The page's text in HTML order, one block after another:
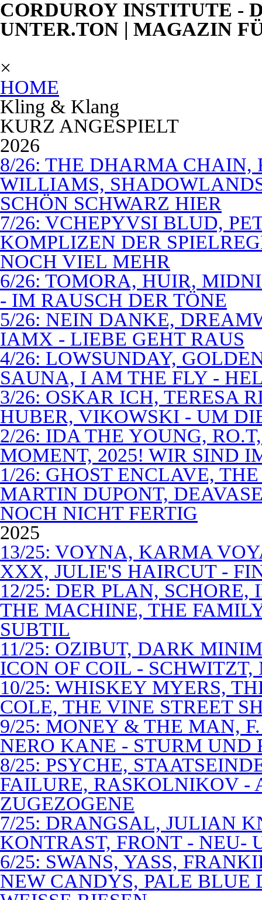
CORDUROY INSTITUTE -
UNTER.TON | MAGAZIN
×
HOME
Kling & Klang
KURZ ANGESPIELT
2026
8/26: THE DHARMA CHAIN,
WILLIAMS,
SCHÖN SCHWARZ HIER
7/26: VCHEPYVSI BLUD,
KOMPLIZEN DER
NOCH VIEL MEHR
6/26: TOMORA, HUIR,
- IM RAUSCH DER TÖNE
5/26: NEIN DANKE,
IAMX - LIEBE GEHT RAUS
4/26: LOWSUNDAY,
SAUNA, I AM THE FLY -
3/26: OSKAR ICH, TERESA
HUBER, VIKOWSKI - UM
2/26: IDA THE YOUNG,
MOMENT, 2025! WIR SIND
1/26: GHOST ENCLAVE,
MARTIN DUPONT,
NOCH NICHT FERTIG
2025
13/25: VOYNA, KARMA
XXX, JULIE'S HAIRCUT -
12/25: DER PLAN,
THE MACHINE, THE
SUBTIL
11/25: OZIBUT, DARK
ICON OF COIL -
10/25: WHISKEY MYERS,
COLE, THE VINE STREET
9/25: MONEY & THE MAN,
NERO KANE - STURM UND
8/25: PSYCHE,
FAILURE, RASKOLNIKOV -
ZUGEZOGENE
7/25: DRANGSAL, JULIAN
KONTRAST, FRONT - NEU-
6/25: SWANS, YASS,
NEW CANDYS, PALE BLUE